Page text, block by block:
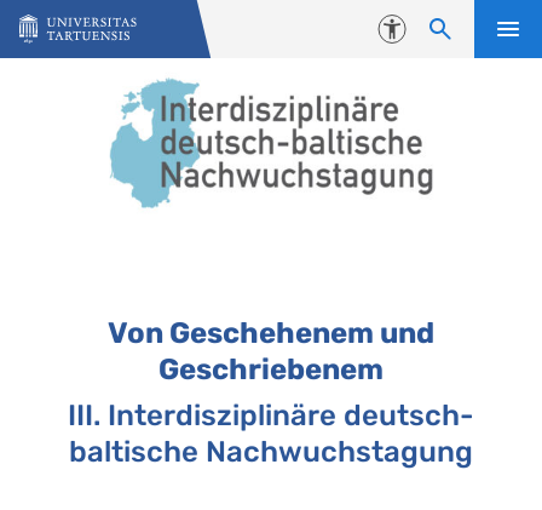
Skip to content
Accessibility
Von Geschehenem und
Geschriebenem
III. Interdisziplinäre deutsch-
baltische Nachwuchstagung